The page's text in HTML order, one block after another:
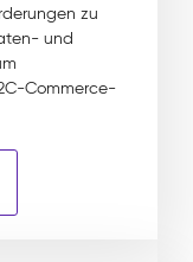
zu
und
Commerce-